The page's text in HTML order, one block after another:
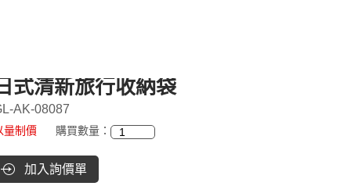
式清新旅行收納袋
AK-08087
量制價 購買數量：
加入詢價單